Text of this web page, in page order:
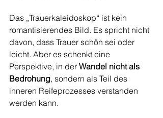
Das „Trauerkaleidoskop“ ist kein
romantisierendes Bild. Es spricht nicht
davon, dass Trauer schön sei oder
leicht. Aber es schenkt eine
Perspektive, in der Wandel nicht als
Bedrohung, sondern als Teil des
inneren Reifeprozesses verstanden
werden kann.